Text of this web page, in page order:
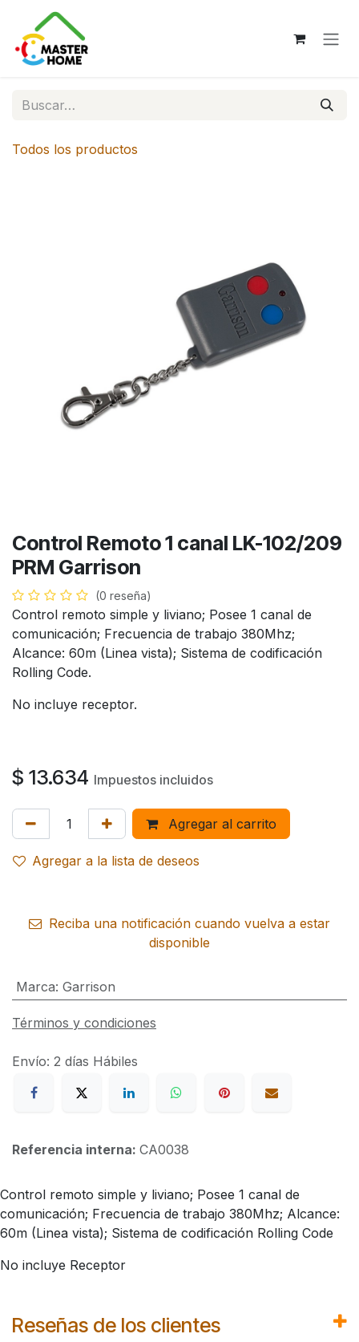
Ir al contenido
Todos los productos
Control Remoto 1 canal LK-102/209
PRM Garrison
(0 reseña)
Control remoto simple y liviano; Posee 1 canal de
comunicación; Frecuencia de trabajo 380Mhz;
Alcance: 60m (Linea vista); Sistema de codificación
Rolling Code.
No incluye receptor.
$ 13.634 Impuestos incluidos
Agregar al carrito
Agregar a la lista de deseos
Reciba una notificación cuando vuelva a estar
disponible
Marca: Garrison
Términos y condiciones
Envío: 2 días Hábiles
Referencia interna: CA0038
Control remoto simple y liviano; Posee 1 canal de
comunicación; Frecuencia de trabajo 380Mhz; Alcance:
60m (Linea vista); Sistema de codificación Rolling Code
No incluye Receptor
Reseñas de los clientes